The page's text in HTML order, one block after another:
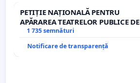
PETIȚIE NAȚIONALĂ PENTRU
APĂRAREA TEATRELOR PUBLICE DE
REPERTORIU DIN ROMÂNIA
1 735 semnături
Notificare de transparență